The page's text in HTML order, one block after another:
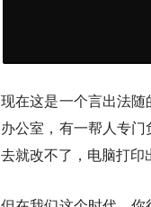
现在这是一个言出法
办公室，有一帮人专
去就改不了，电脑打印